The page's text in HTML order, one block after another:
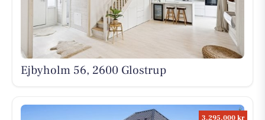
Ejbyholm 56, 2600 Glostrup
3.295.000 kr